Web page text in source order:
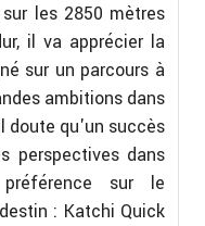
les 2850 mètres
il va apprécier la
sur un parcours à
ambitions dans
doute qu'un succès
perspectives dans
sur le
: Katchi Quick